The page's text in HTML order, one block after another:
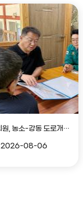
이주언 의원, 농소-강동 도로개설 민원 현장 점검
2026-08-06